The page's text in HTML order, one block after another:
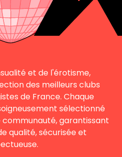
et de l'érotisme,
des meilleurs clubs
de France. Chaque
sélectionné
garantissant
qualité, sécurisée et